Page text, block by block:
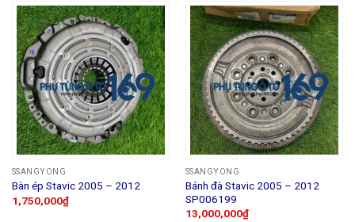
SSANGYONG
Bàn ép Stavic 2005 – 2012
1,750,000₫
SSANGYONG
Bánh đà Stavic 2005 – 2012
SP006199
13,000,000₫